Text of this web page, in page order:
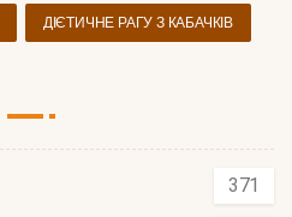
ДІЄТИЧНЕ РАГУ З КАБАЧКІВ
371